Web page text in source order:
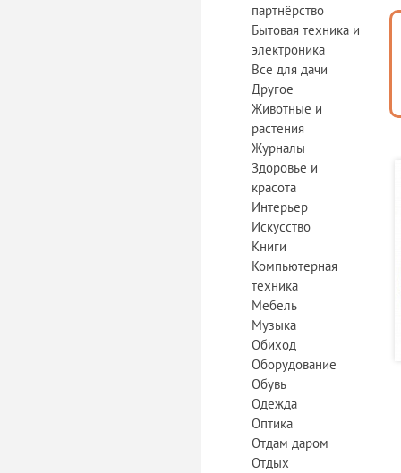
партнёрство
Бытовая техника и
электроника
Все для дачи
Другое
Животные и
растения
Журналы
Здоровье и
красота
Интерьер
Искусство
Книги
Компьютерная
техника
Мебель
Музыка
Обиход
Оборудование
Обувь
Одежда
Оптика
Отдам даром
Отдых